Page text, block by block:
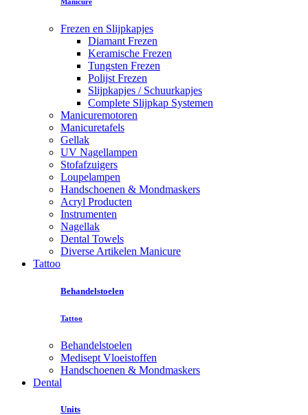
Manicure
Frezen en Slijpkapjes
Diamant Frezen
Keramische Frezen
Tungsten Frezen
Polijst Frezen
Slijpkapjes / Schuurkapjes
Complete Slijpkap Systemen
Manicuremotoren
Manicuretafels
Gellak
UV Nagellampen
Stofafzuigers
Loupelampen
Handschoenen & Mondmaskers
Acryl Producten
Instrumenten
Nagellak
Dental Towels
Diverse Artikelen Manicure
Tattoo
Behandelstoelen
Tattoo
Behandelstoelen
Medisept Vloeistoffen
Handschoenen & Mondmaskers
Dental
Units